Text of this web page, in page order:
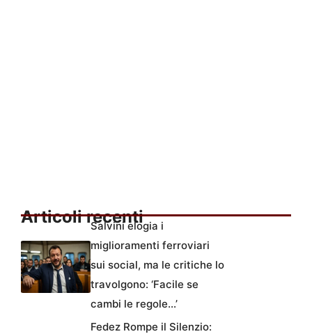
Articoli recenti
Salvini elogia i
miglioramenti ferroviari
sui social, ma le critiche lo
travolgono: ‘Facile se
cambi le regole…’
Fedez Rompe il Silenzio: